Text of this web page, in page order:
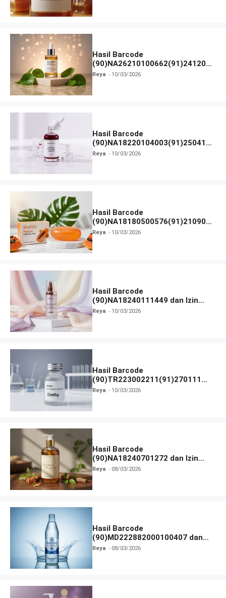
Hasil Barcode
(90)NA26210100662(91)241203
dan Izin BPOM
Reya 10/03/2026
Hasil Barcode
(90)NA18220104003(91)250418
dan Izin BPOM
Reya 10/03/2026
Hasil Barcode
(90)NA18180500576(91)210906
dan Izin BPOM
Reya 10/03/2026
Hasil Barcode
(90)NA18240111449 dan Izin
BPOM
Reya 10/03/2026
Hasil Barcode
(90)TR223002211(91)270111
dan Izin BPOM
Reya 10/03/2026
Hasil Barcode
(90)NA18240701272 dan Izin
BPOM
Reya 08/03/2026
Hasil Barcode
(90)MD222882000100407 dan
Izin BPOM
Reya 08/03/2026